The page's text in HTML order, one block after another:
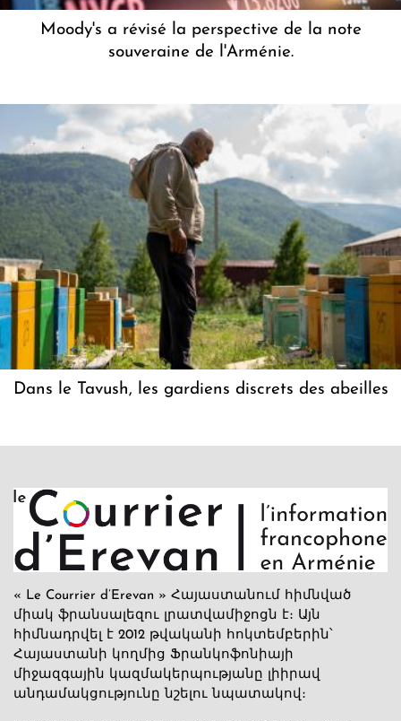
Moody's a révisé la perspective de la note
souveraine de l'Arménie.
Dans le Tavush, les gardiens discrets des abeilles
« Le Courrier d’Erevan » Հայաստանում հիմնված
միակ ֆրանսալեզու լրատվամիջոցն է։ Այն
հիմնադրվել է 2012 թվականի հոկտեմբերին՝
Հայաստանի կողմից Ֆրանկոֆոնիայի
միջազգային կազմակերպությանը լիիրավ
անդամակցությունը նշելու նպատակով։